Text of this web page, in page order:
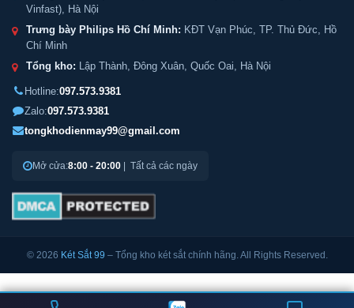
Vinfast), Hà Nội
Trưng bày Philips Hồ Chí Minh: KĐT Vạn Phúc, TP. Thủ Đức, Hồ
Chí Minh
Tổng kho: Lập Thành, Đông Xuân, Quốc Oai, Hà Nội
Hotline:097.573.9381
Zalo:097.573.9381
tongkhodienmay99@gmail.com
Mở cửa:8:00 - 20:00 | Tất cả các ngày
© 2026 Két Sắt 99 – Tổng kho két sắt chính hãng. All Rights Reserved.